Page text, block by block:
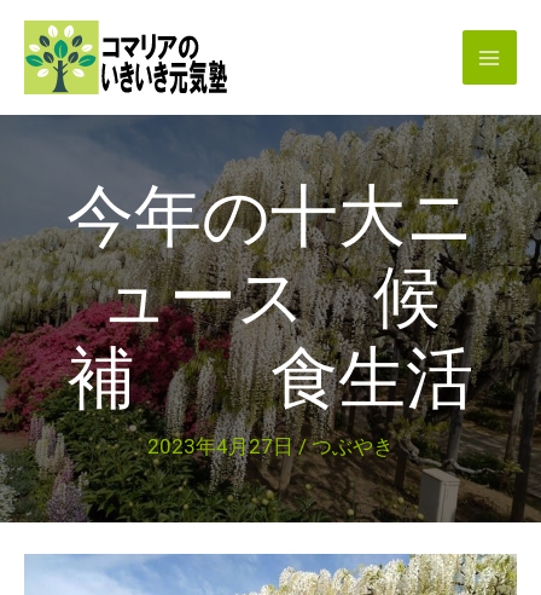
プ
今年の十大ニ
ュース 候
補 食生活
2023年4月27日/つぶやき